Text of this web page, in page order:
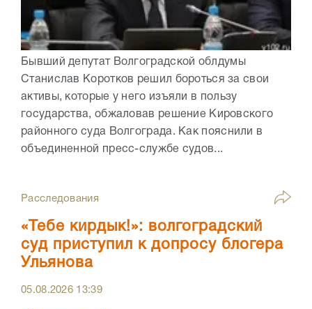
Бывший депутат Волгоградской облдумы
Станислав Коротков решил бороться за свои
активы, которые у него изъяли в пользу
государства, обжаловав решение Кировского
районного суда Волгограда. Как пояснили в
объединенной пресс-службе судов...
Расследования
«Тебе кирдык!»: волгоградский
суд приступил к допросу блогера
Ульянова
05.08.2026 13:39